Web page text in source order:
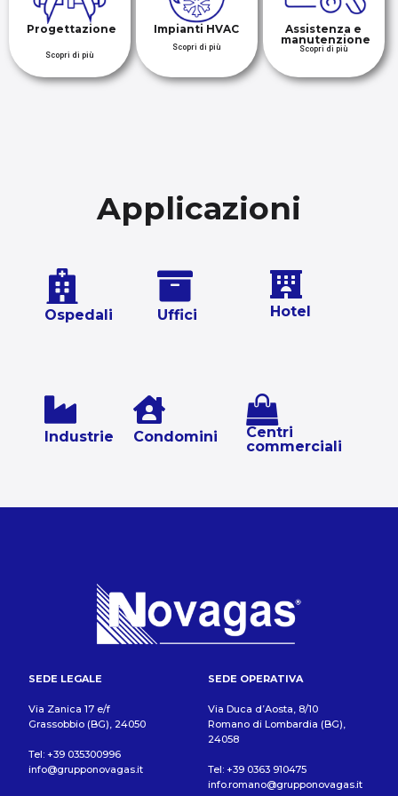
Progettazione
Scopri di più
Impianti HVAC
Scopri di più
Assistenza e
manutenzione
Scopri di più
Applicazioni
Ospedali Uffici Hotel
Industrie Condomini
Centri
commerciali
SEDE LEGALE
Via Zanica 17 e/f
Grassobbio (BG), 24050
Tel: +39 035300996
info@grupponovagas.it
SEDE OPERATIVA
Via Duca d’Aosta, 8/10
Romano di Lombardia (BG),
24058
Tel: +39 0363 910475
info.romano@grupponovagas.it